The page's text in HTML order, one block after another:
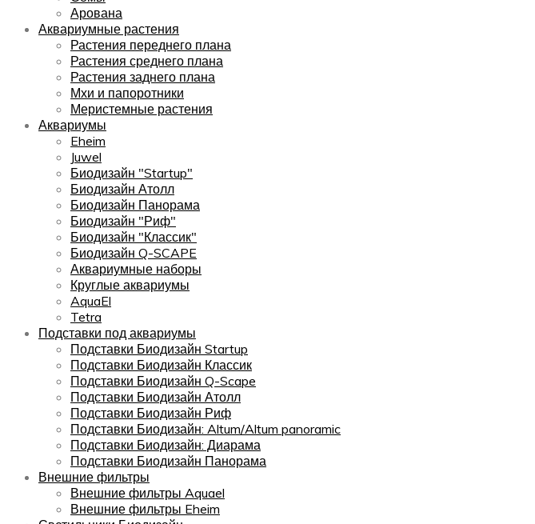
Арована
Аквариумные растения
Растения переднего плана
Растения среднего плана
Растения заднего плана
Мхи и папоротники
Меристемные растения
Аквариумы
Eheim
Juwel
Биодизайн "Startup"
Биодизайн Атолл
Биодизайн Панорама
Биодизайн "Риф"
Биодизайн "Классик"
Биодизайн Q-SCAPE
Аквариумные наборы
Круглые аквариумы
AquaEl
Tetra
Подставки под аквариумы
Подставки Биодизайн Startup
Подставки Биодизайн Классик
Подставки Биодизайн Q-Scape
Подставки Биодизайн Атолл
Подставки Биодизайн Риф
Подставки Биодизайн: Altum/Altum panoramic
Подставки Биодизайн: Диарама
Подставки Биодизайн Панорама
Внешние фильтры
Внешние фильтры Aquael
Внешние фильтры Eheim